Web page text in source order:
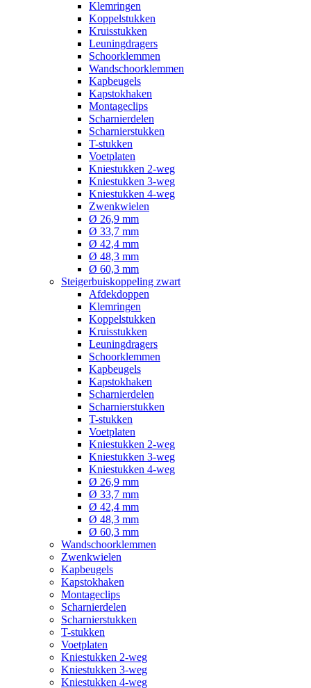
Klemringen
Koppelstukken
Kruisstukken
Leuningdragers
Schoorklemmen
Wandschoorklemmen
Kapbeugels
Kapstokhaken
Montageclips
Scharnierdelen
Scharnierstukken
T-stukken
Voetplaten
Kniestukken 2-weg
Kniestukken 3-weg
Kniestukken 4-weg
Zwenkwielen
Ø 26,9 mm
Ø 33,7 mm
Ø 42,4 mm
Ø 48,3 mm
Ø 60,3 mm
Steigerbuiskoppeling zwart
Afdekdoppen
Klemringen
Koppelstukken
Kruisstukken
Leuningdragers
Schoorklemmen
Kapbeugels
Kapstokhaken
Scharnierdelen
Scharnierstukken
T-stukken
Voetplaten
Kniestukken 2-weg
Kniestukken 3-weg
Kniestukken 4-weg
Ø 26,9 mm
Ø 33,7 mm
Ø 42,4 mm
Ø 48,3 mm
Ø 60,3 mm
Wandschoorklemmen
Zwenkwielen
Kapbeugels
Kapstokhaken
Montageclips
Scharnierdelen
Scharnierstukken
T-stukken
Voetplaten
Kniestukken 2-weg
Kniestukken 3-weg
Kniestukken 4-weg